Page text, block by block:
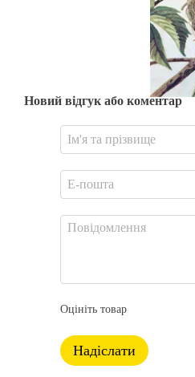
Новий відгук або коментар
Оцініть товар
Надіслати